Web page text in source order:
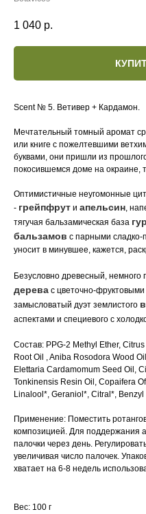
1 040 р.
Scent № 5. Ветивер + Кардамон.
Мечтательный томный аромат
или книге с пожелтевшими
буквами, они пришли из
покосившемся доме на окраине,
Оптимистичные неугомонные
- грейпфрут и апельсин,
тягучая бальзамическая база
бальзамов с парными
уносит в минувшее, кажется,
Безусловно древесный,
дерева с цветочно-
замысловатый дуэт землистого
аспектами и специевого с
Состав: PPG-2 Methyl Ether,
Root Oil , Aniba Rosodora Wood
Elettaria Cardamomum Seed Oil,
Tonkinensis Resin Oil, Copaifera
Linalool*, Geraniol*, Citral*,
Применение: Поместить
композицией. Для поддержания
палочки через день.
увеличивая число палочек.
хватает на 6-8 недель
Вес: 100 г